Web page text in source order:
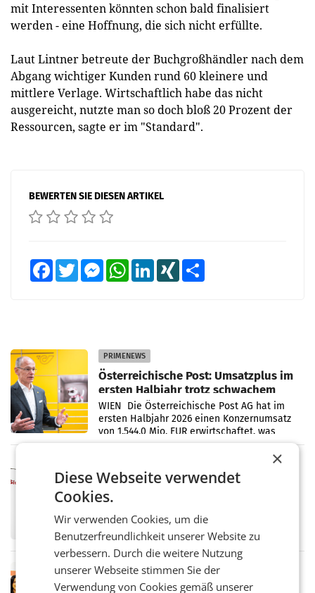
mit Interessenten könnten schon bald finalisiert
werden - eine Hoffnung, die sich nicht erfüllte.
Laut Lintner betreute der Buchgroßhändler nach dem
Abgang wichtiger Kunden rund 60 kleinere und
mittlere Verlage. Wirtschaftlich habe das nicht
ausgereicht, nutzte man so doch bloß 20 Prozent der
Ressourcen, sagte er im "Standard".
BEWERTEN SIE DIESEN ARTIKEL
FacebookTwitter MessengerWhatsAppLinkedInXING
PRIMENEWS
Österreichische Post: Umsatzplus im
ersten Halbjahr trotz schwachem
Briefgeschäft
WIEN Die Österreichische Post AG hat im
ersten Halbjahr 2026 einen Konzernumsatz
von 1.544,0 Mio. EUR erwirtschaftet, was
einem Plus von 3,8 Prozent gegenüber dem
ProSiebenSat.1 spart und macht
überraschend viel Gewinn
Fernsehkonzern ProSiebenSat.1 hat im
Frühjahr dank Kostensenkungen operativ
Markterwartung deutlich übertroffen.
RETAIL
Eine Bühne für Zirkularität: ARA und
×
Diese Webseite verwendet
Cookies.
Wir verwenden Cookies, um die
Benutzerfreundlichkeit unserer Website zu
verbessern. Durch die weitere Nutzung
unserer Webseite stimmen Sie der
Verwendung von Cookies gemäß unserer